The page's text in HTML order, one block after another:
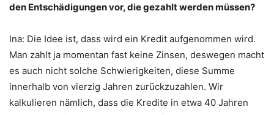
den Entschädigungen vor, die gezahlt werden müssen?
Ina: Die Idee ist, dass wird ein Kredit aufgenommen wird.
Man zahlt ja momentan fast keine Zinsen, deswegen macht
es auch nicht solche Schwierigkeiten, diese Summe
innerhalb von vierzig Jahren zurückzuzahlen. Wir
kalkulieren nämlich, dass die Kredite in etwa 40 Jahren